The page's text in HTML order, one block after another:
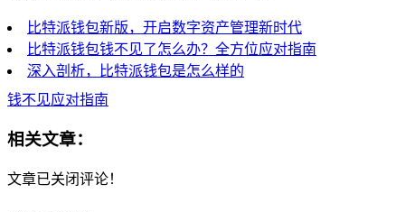
比特派钱包新版，开启数字资产管理新时代
比特派钱包钱不见了怎么办？全方位应对指南
深入剖析，比特派钱包是怎么样的
钱不见应对指南
相关文章：
文章已关闭评论！